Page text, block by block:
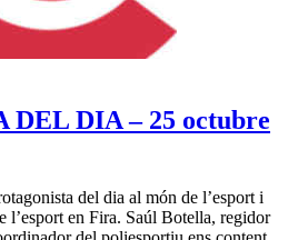
DEL DIA – 25 octubre
del dia al món de l’esport i
l’esport en Fira. Saúl Botella, regidor